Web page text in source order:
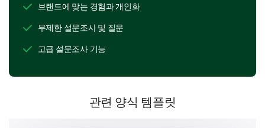
선호 학습 스타일
귀하의 선호 학습 스타일을 이해하면 교육을 맞춤화하
는 데 도움이 될 수 있습니다.
브랜드에 맞는 경험과 개인화
무제한 설문조사 및 질문
고급 설문조사 기능
관련 양식 템플릿